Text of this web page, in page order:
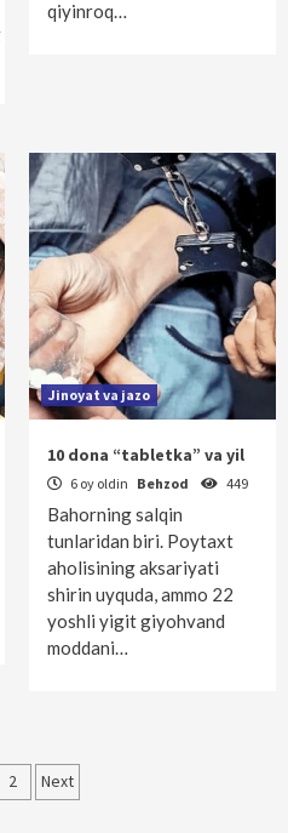
qiyinroq…
Jinoyat va jazo
10 dona “tabletka” va yil
6 oy oldin Behzod 449
Bahorning salqin
tunlaridan biri. Poytaxt
aholisining aksariyati
shirin uyquda, ammo 22
yoshli yigit giyohvand
moddani…
2 Next